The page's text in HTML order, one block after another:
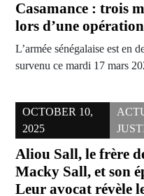
Casamance : trois
lors d’une
L’armée sénégalaise est en
survenu ce mardi 17 mars
OCTOBER 10,
2025
Aliou Sall, le frère
Macky Sall, et son
Leur avocat révèle